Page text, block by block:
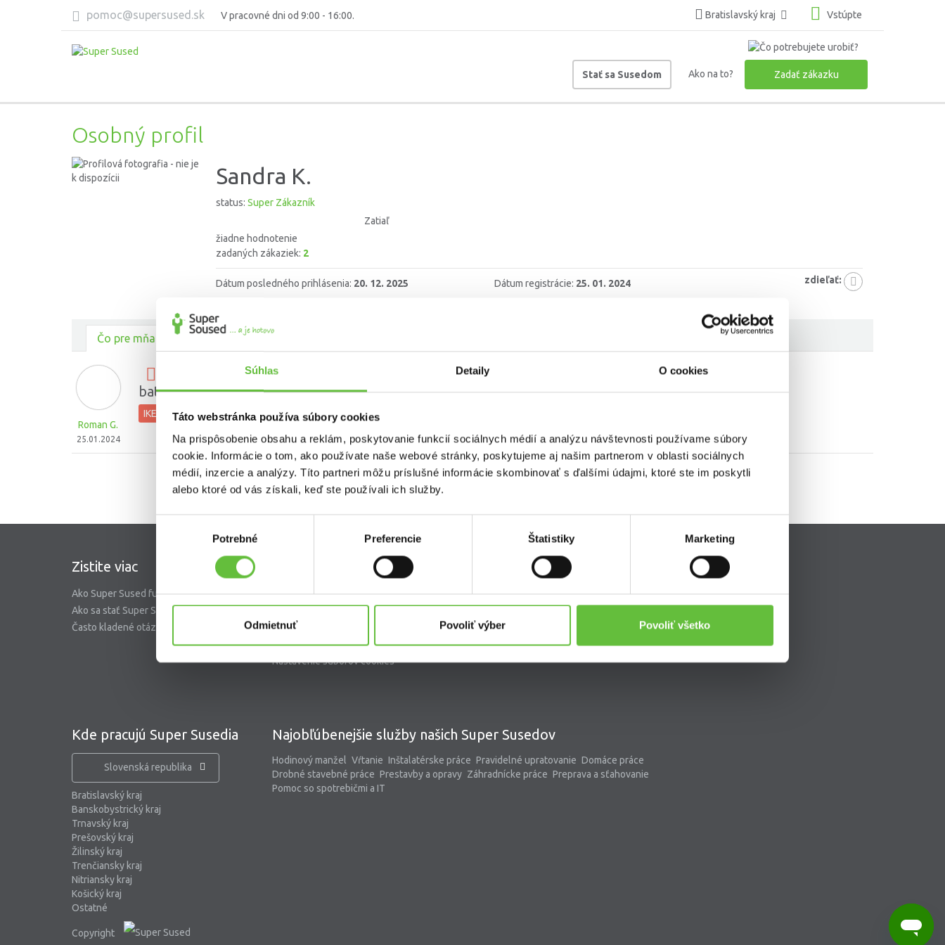
Súhlas Detaily O cookies
Táto webstránka používa súbory cookies
Na prispôsobenie obsahu a reklám, poskytovanie funkcií sociálnych médií a analýzu návštevnosti používame súbory
cookie. Informácie o tom, ako používate naše webové stránky, poskytujeme aj našim partnerom v oblasti sociálnych
médií, inzercie a analýzy. Títo partneri môžu príslušné informácie skombinovať s ďalšími údajmi, ktoré ste im poskytli
alebo ktoré od vás získali, keď ste používali ich služby.
Výber
Potrebné Preferencie Štatistiky Marketing
Odmietnuť Povoliť výber Povoliť všetko
pomoc@supersused.sk V pracovné dni od 9:00 - 16:00. Bratislavský kraj Vstúpte
Stať sa Susedom Ako na to? Zadať zákazku
Osobný profil
Sandra K.
status: Super Zákazník
Zatiaľ
žiadne hodnotenie
zadaných zákaziek: 2
Dátum posledného prihlásenia: 20. 12. 2025 Dátum registrácie: 25. 01. 2024 zdieľať:
Čo pre mňa urobili ostatní
Roman G.
25.01.2024
montáž 3x police lack + malé opravy v domácnosti ako napr. dotiahnutie
batérie
IKEA montáž nábytku a doplnkov
Zistite viac
Ako Super Sused funguje?
Ako sa stať Super Susedom?
Často kladené otázky
O nás
Riešenie problémov a reklamácií
Blog
Nastavenie súborov cookies
Supersused.sk s.r.o.
kontaktný formulár
Kde pracujú Super Susedia
Slovenská republika
Bratislavský kraj
Banskobystrický kraj
Trnavský kraj
Prešovský kraj
Žilinský kraj
Trenčiansky kraj
Nitriansky kraj
Košický kraj
Ostatné
Najobľúbenejšie služby našich Super Susedov
Hodinový manžel Vŕtanie Inštalatérske práce Pravidelné upratovanie Domáce práce
Drobné stavebné práce Prestavby a opravy Záhradnícke práce Preprava a sťahovanie
Pomoc so spotrebičmi a IT
Pripojte sa k nám
Copyright